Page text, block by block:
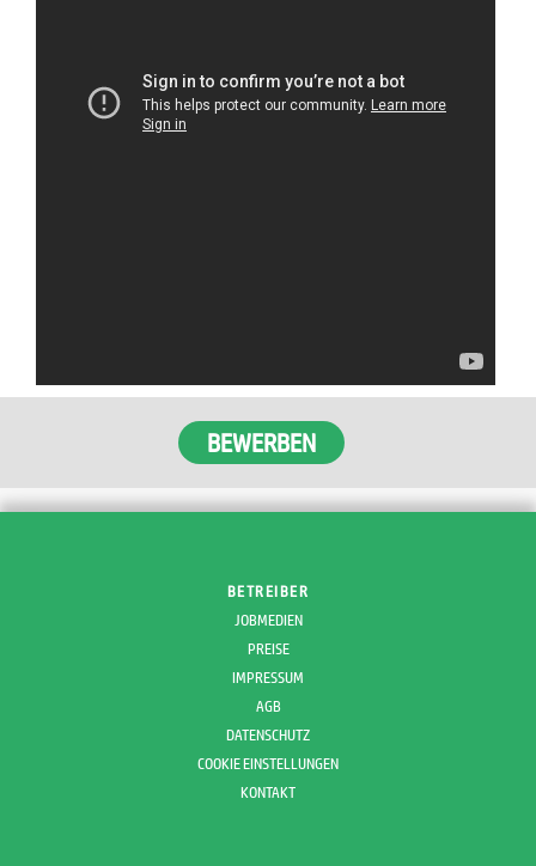
BETREIBER
JOBMEDIEN
PREISE
IMPRESSUM
AGB
DATENSCHUTZ
COOKIE EINSTELLUNGEN
KONTAKT